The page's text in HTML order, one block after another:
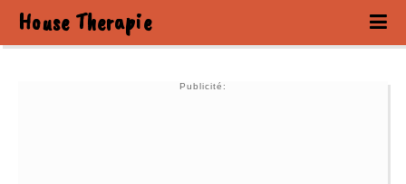
House Therapie
Publicité: